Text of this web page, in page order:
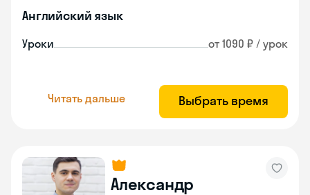
Английский язык
Уроки от 1090 ₽ / урок
Читать дальше Выбрать время
Александр